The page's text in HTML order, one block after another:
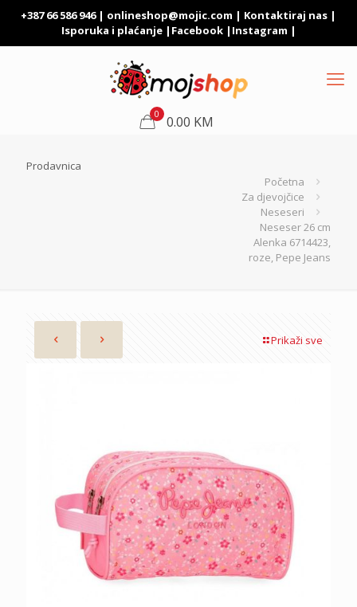
+387 66 586 946 | onlineshop@mojic.com | Kontaktiraj nas |
Isporuka i plaćanje| Facebook| Instagram |
0 0.00 KM
Prodavnica
Početna
Za djevojčice
Neseseri
Neseser 26 cm
Alenka 6714423,
roze, Pepe Jeans
Prikaži sve